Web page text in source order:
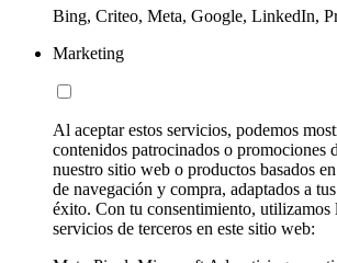
Bing, Criteo, Meta, Google, LinkedIn,
Marketing
Al aceptar estos servicios, podemos
contenidos patrocinados o promociones
nuestro sitio web o productos basados
de navegación y compra, adaptados a
éxito. Con tu consentimiento, utilizamos
servicios de terceros en este sitio web: